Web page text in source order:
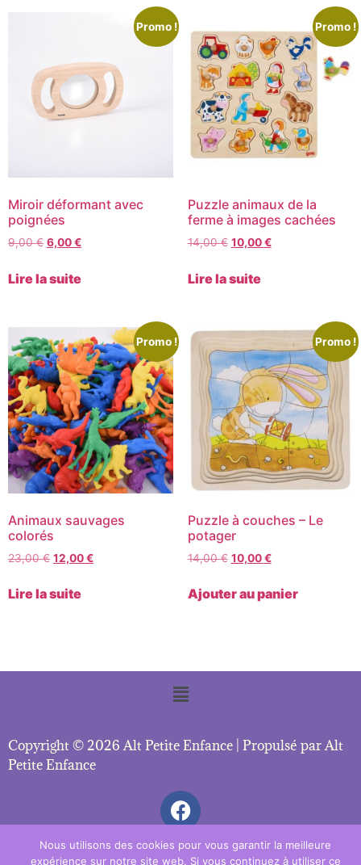
Promo !
Miroir déformant avec
poignées
9,00€ 6,00€
Lire la suite
Promo !
Puzzle animaux de la
ferme à images cachées
14,00€ 10,00€
Lire la suite
Promo !
Animaux sauvages
colorés
23,00€ 12,00€
Lire la suite
Promo !
Puzzle à couches – Le
potager
14,00€ 10,00€
Ajouter au panier
Copyright © 2026 Alt Petite Enfance | Propulsé par Alt
Petite Enfance
Nous utilisons des cookies pour vous garantir la meilleure
expérience sur notre site web. Si vous continuez à utiliser ce